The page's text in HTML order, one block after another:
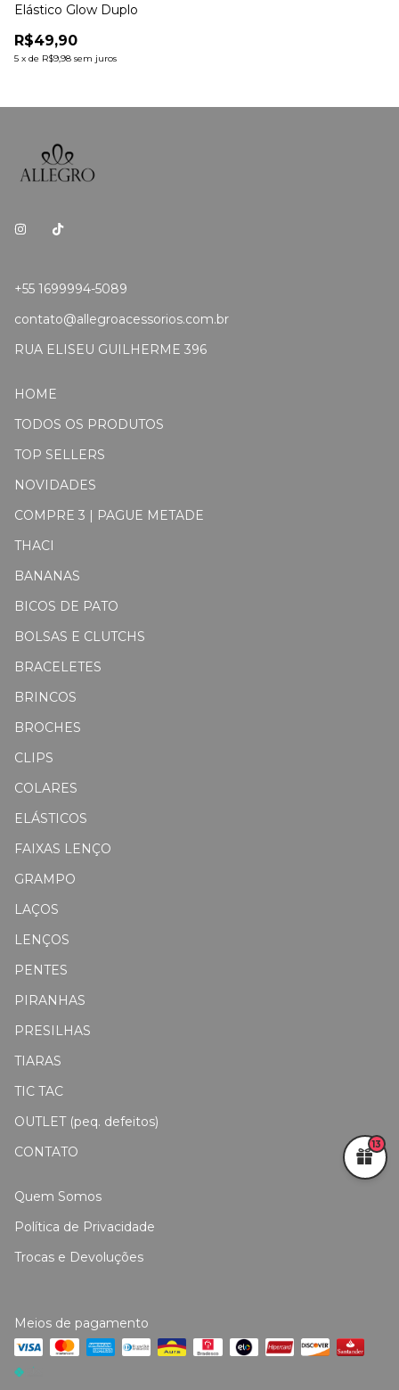
Elástico Glow Duplo
R$49,90
5 x de R$9,98 sem juros
+55 1699994-5089
contato@allegroacessorios.com.br
RUA ELISEU GUILHERME 396
HOME
TODOS OS PRODUTOS
TOP SELLERS
NOVIDADES
COMPRE 3 | PAGUE METADE
THACI
BANANAS
BICOS DE PATO
BOLSAS E CLUTCHS
BRACELETES
BRINCOS
BROCHES
CLIPS
COLARES
ELÁSTICOS
FAIXAS LENÇO
GRAMPO
LAÇOS
LENÇOS
PENTES
PIRANHAS
PRESILHAS
TIARAS
TIC TAC
OUTLET (peq. defeitos)
CONTATO
Quem Somos
Política de Privacidade
Trocas e Devoluções
Meios de pagamento
13